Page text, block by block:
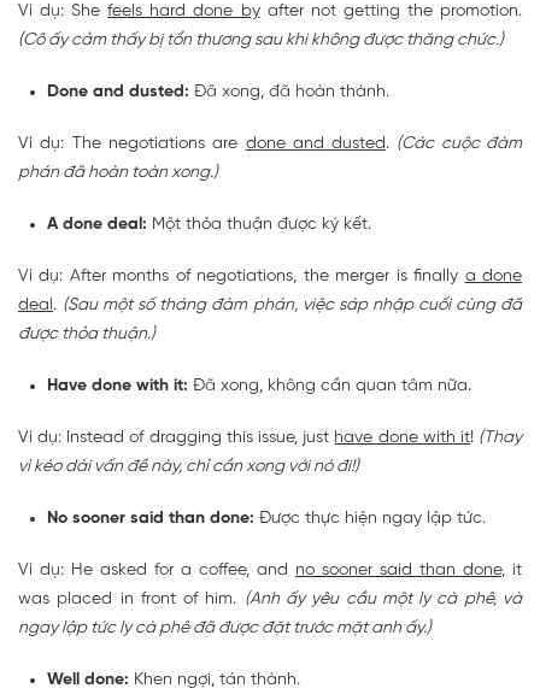
Ví dụ: Shefeels hard done byafter not getting the promotion.
(Cô ấy cảm thấy bị tổn thương sau khi không được thăng chức.)
Done and dusted: Đã xong, đã hoàn thành.
Ví dụ: The negotiations are done and dusted. (Các cuộc đàm
phán đã hoàn toàn xong.)
A done deal: Một thỏa thuận được ký kết.
Ví dụ: After months of negotiations, the merger is finally a done
deal . (Sau một số tháng đàm phán, việc sáp nhập cuối cùng đã
được thỏa thuận.)
Have done with it: Đã xong, không cần quan tâm nữa.
Ví dụ: Instead of dragging this issue, just have done with it! (Thay
vì kéo dài vấn đề này, chỉ cần xong với nó đi!)
No sooner said than done: Được thực hiện ngay lập tức.
Ví dụ: He asked for a coffee, and no sooner said than done, it
was placed in front of him. (Anh ấy yêu cầu một ly cà phê, và
ngay lập tức ly cà phê đã được đặt trước mặt anh ấy.)
Well done: Khen ngợi, tán thành.